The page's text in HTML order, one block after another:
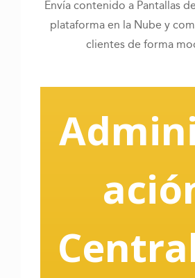
Envía contenido a Pantallas
plataforma en la Nube y
clientes de forma